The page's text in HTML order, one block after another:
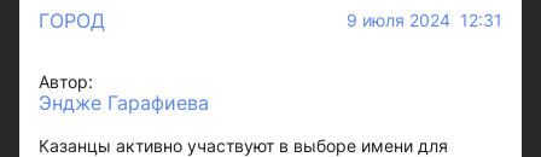
ГОРОД 9 июля 2024 12:31
Автор:
Эндже Гарафиева
Казанцы активно участвуют в выборе имени для